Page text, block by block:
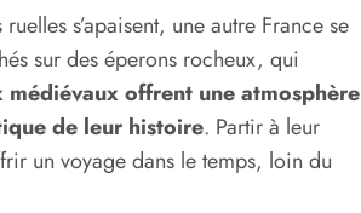
s’apaisent, une autre France se
sur des éperons rocheux, qui
médiévaux offrent une atmosphère
de leur histoire. Partir à leur
un voyage dans le temps, loin du